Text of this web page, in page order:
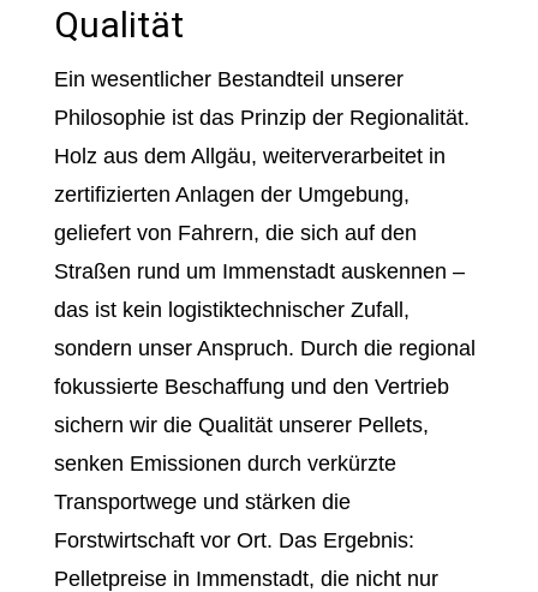
Qualität
Ein wesentlicher Bestandteil unserer
Philosophie ist das Prinzip der Regionalität.
Holz aus dem Allgäu, weiterverarbeitet in
zertifizierten Anlagen der Umgebung,
geliefert von Fahrern, die sich auf den
Straßen rund um Immenstadt auskennen –
das ist kein logistiktechnischer Zufall,
sondern unser Anspruch. Durch die regional
fokussierte Beschaffung und den Vertrieb
sichern wir die Qualität unserer Pellets,
senken Emissionen durch verkürzte
Transportwege und stärken die
Forstwirtschaft vor Ort. Das Ergebnis:
Pelletpreise in Immenstadt, die nicht nur